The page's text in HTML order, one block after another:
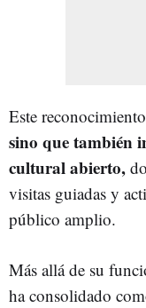
Este
sino que también
cultural abierto,
visitas guiadas y
público amplio.
Más allá de su
ha consolidado